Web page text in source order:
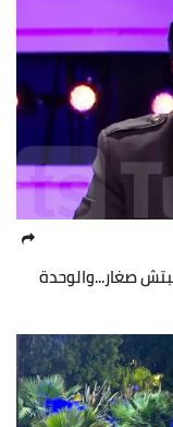
صغار...والوحدة